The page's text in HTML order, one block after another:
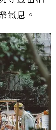
氣息。